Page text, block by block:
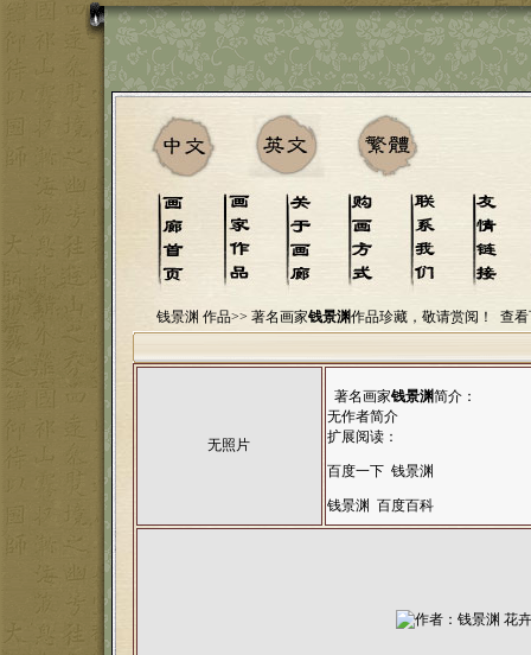
钱景渊 作品>> 著名画家钱景渊作品珍藏，敬请赏阅！ 查
无照片
著名画家钱景渊简介：
无作者简介
扩展阅读：
百度一下 钱景渊
钱景渊 百度百科